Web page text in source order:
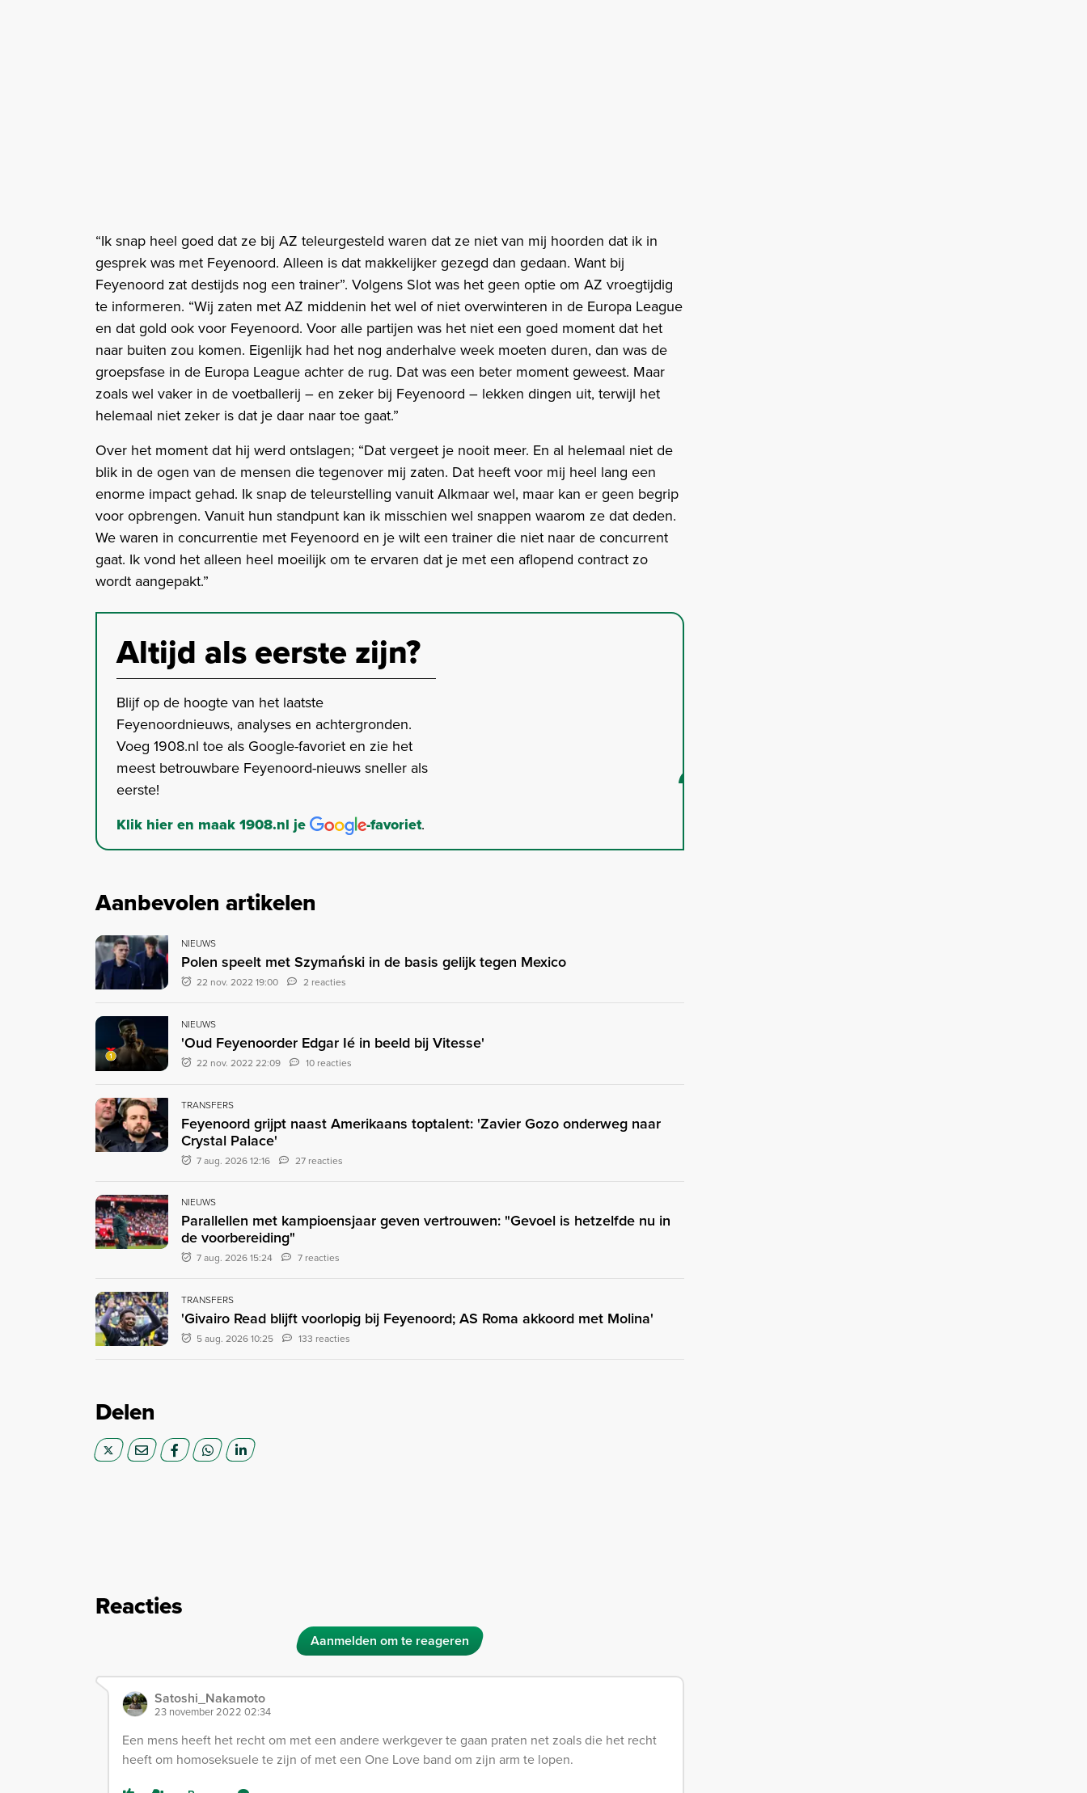
“Ik snap heel goed dat ze bij AZ teleurgesteld waren dat ze niet van mij hoorden dat ik in
gesprek was met Feyenoord. Alleen is dat makkelijker gezegd dan gedaan. Want bij
Feyenoord zat destijds nog een trainer”. Volgens Slot was het geen optie om AZ vroegtijdig
te informeren. “Wij zaten met AZ middenin het wel of niet overwinteren in de Europa League
en dat gold ook voor Feyenoord. Voor alle partijen was het niet een goed moment dat het
naar buiten zou komen. Eigenlijk had het nog anderhalve week moeten duren, dan was de
groepsfase in de Europa League achter de rug. Dat was een beter moment geweest. Maar
zoals wel vaker in de voetballerij – en zeker bij Feyenoord – lekken dingen uit, terwijl het
helemaal niet zeker is dat je daar naar toe gaat.”
Over het moment dat hij werd ontslagen; “Dat vergeet je nooit meer. En al helemaal niet de
blik in de ogen van de mensen die tegenover mij zaten. Dat heeft voor mij heel lang een
enorme impact gehad. Ik snap de teleurstelling vanuit Alkmaar wel, maar kan er geen begrip
voor opbrengen. Vanuit hun standpunt kan ik misschien wel snappen waarom ze dat deden.
We waren in concurrentie met Feyenoord en je wilt een trainer die niet naar de concurrent
gaat. Ik vond het alleen heel moeilijk om te ervaren dat je met een aflopend contract zo
wordt aangepakt.”
Altijd als eerste zijn?
Blijf op de hoogte van het laatste
Feyenoordnieuws, analyses en achtergronden.
Voeg 1908.nl toe als Google-favoriet en zie het
meest betrouwbare Feyenoord-nieuws sneller als
eerste!
Klik hier en maak 1908.nl je
-favoriet.
Aanbevolen artikelen
NIEUWS
Polen speelt met Szymański in de basis gelijk tegen Mexico
22 nov. 2022 19:00 2 reacties
NIEUWS
'Oud Feyenoorder Edgar Ié in beeld bij Vitesse'
22 nov. 2022 22:09 10 reacties
TRANSFERS
Feyenoord grijpt naast Amerikaans toptalent: 'Zavier Gozo onderweg naar
Crystal Palace'
7 aug. 2026 12:16 27 reacties
NIEUWS
Parallellen met kampioensjaar geven vertrouwen: "Gevoel is hetzelfde nu in
de voorbereiding"
7 aug. 2026 15:24 7 reacties
TRANSFERS
'Givairo Read blijft voorlopig bij Feyenoord; AS Roma akkoord met Molina'
5 aug. 2026 10:25 133 reacties
Delen
Reacties
Aanmelden om te reageren
Satoshi_Nakamoto
23 november 2022 02:34
Een mens heeft het recht om met een andere werkgever te gaan praten net zoals die het recht
heeft om homoseksuele te zijn of met een One Love band om zijn arm te lopen.